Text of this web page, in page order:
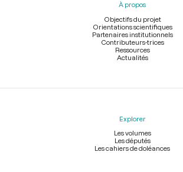
À propos
Objectifs du projet
Orientations scientifiques
Partenaires institutionnels
Contributeurs-trices
Ressources
Actualités
Explorer
Les volumes
Les députés
Les cahiers de doléances